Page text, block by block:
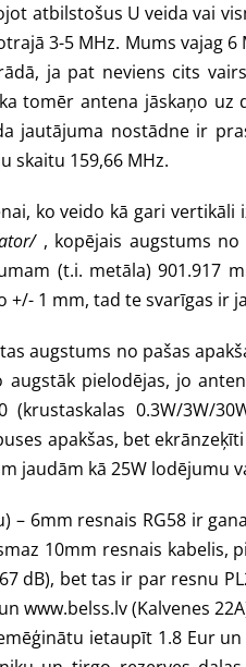
atbilstošus U veida vai
3-5 MHz. Mums vajag
ja pat neviens cits
tomēr antena jāskaņo
jautājuma nostādne ir
skaitu 159,66 MHz.
ko veido kā gari
, kopējais augstums
(t.i. metāla) 901.917
+/- 1 mm, tad te svarīgas ir
augstums no pašas
augstāk pielodējas, jo
(krustaskalas 0.3W/3W/
apakšas, bet
jaudām kā 25W lodējumu
– 6mm resnais RG58 ir
10mm resnais kabelis,
dB), bet tas ir par resnu
www.belss.lv (Kalvenes
ietaupīt 1.8 Eur